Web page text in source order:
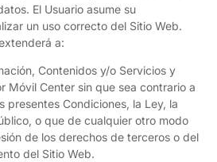
El Usuario asume su
un uso correcto del Sitio Web.
a:
Contenidos y/o Servicios y
Móvil Center sin que sea contrario a
presentes Condiciones, la Ley, la
o que de cualquier otro modo
de los derechos de terceros o del
del Sitio Web.